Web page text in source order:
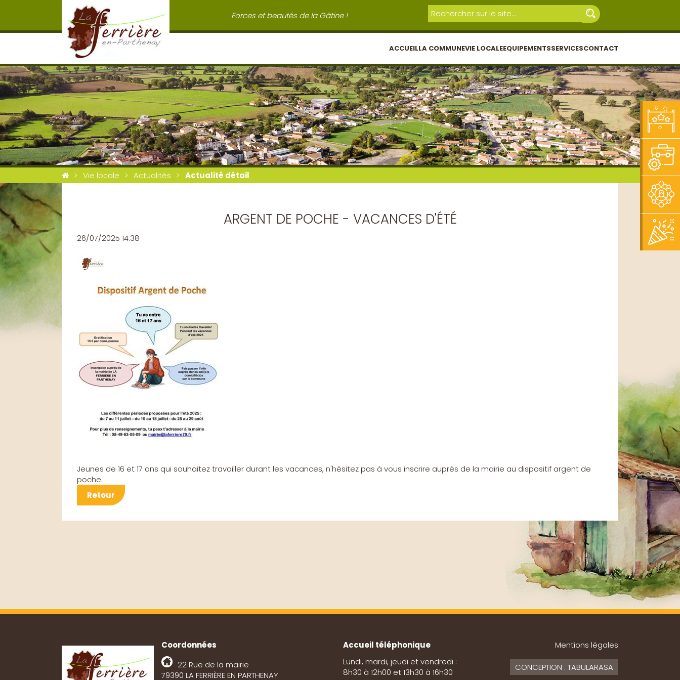
Forces et beautés de la Gâtine !
ACCUEILLA COMMUNEVIE LOCALEEQUIPEMENTSSERVICESCONTACT
Vie locale Actualités Actualité détail
ARGENT DE POCHE - VACANCES D'ÉTÉ
26/07/2025 14:38
Jeunes de 16 et 17 ans qui souhaitez travailler durant les vacances, n'hésitez pas à vous inscrire auprès de la mairie au dispositif argent de
poche.
Retour
Coordonnées
22 Rue de la mairie
79390 LA FERRIÈRE EN PARTHENAY
Accueil téléphonique
Lundi, mardi, jeudi et vendredi :
8h30 à 12h00 et 13h30 à 16h30
Mentions légales
CONCEPTION : TABULARASA